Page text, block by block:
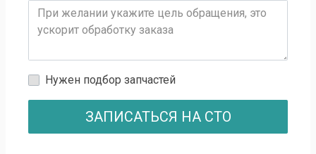
Нужен подбор запчастей
ЗАПИСАТЬСЯ НА СТО